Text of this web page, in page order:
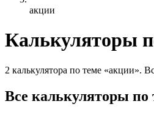
акции
Калькуляторы
2 калькулятора по теме «акции».
Все калькуляторы по